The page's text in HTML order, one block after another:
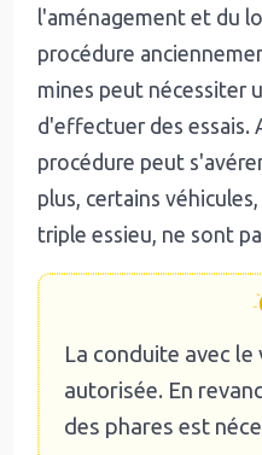
l'aménagement et du
procédure
mines peut nécessiter
d'effectuer des
procédure peut
plus, certains
triple essieu, ne sont
La conduite avec
autorisée. En
des phares est